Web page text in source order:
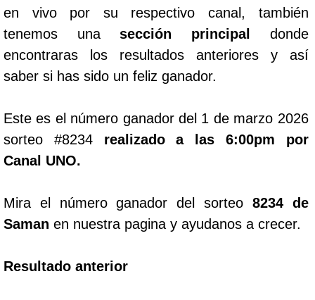
en vivo por su respectivo canal, también
tenemos unasección principal
donde
encontraras los resultados anteriores y así
saber si has sido un feliz ganador.
Este es el número ganador del 1 de marzo 2026
sorteo #8234 realizado a las 6:00pm por
Canal UNO.
Mira el número ganador del sorteo 8234 de
Saman en nuestra pagina y ayudanos a crecer.
Resultado anterior